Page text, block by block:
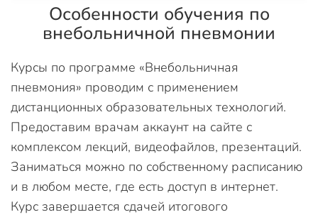
Особенности обучения по
внебольничной пневмонии
Курсы по программе «Внебольничная
пневмония» проводим с применением
дистанционных образовательных технологий.
Предоставим врачам аккаунт на сайте с
комплексом лекций, видеофайлов, презентаций.
Заниматься можно по собственному расписанию
и в любом месте, где есть доступ в интернет.
Курс завершается сдачей итогового